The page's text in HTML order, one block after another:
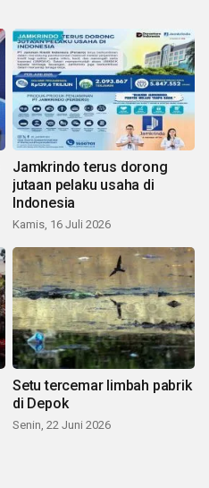
Jamkrindo terus dorong
jutaan pelaku usaha di
Indonesia
Kamis, 16 Juli 2026
Setu tercemar limbah pabrik
di Depok
Senin, 22 Juni 2026